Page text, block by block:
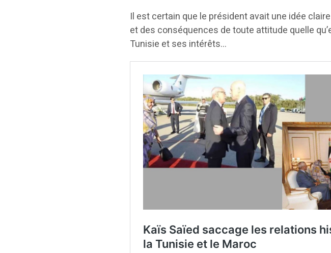
Il est certain que le président avait une idée
et des conséquences de toute attitude quelle
Tunisie et ses intérêts…